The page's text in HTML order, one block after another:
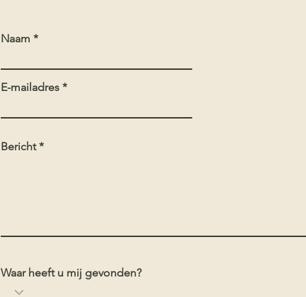
Naam
E-mailadres
Bericht
Waar heeft u mij gevonden?